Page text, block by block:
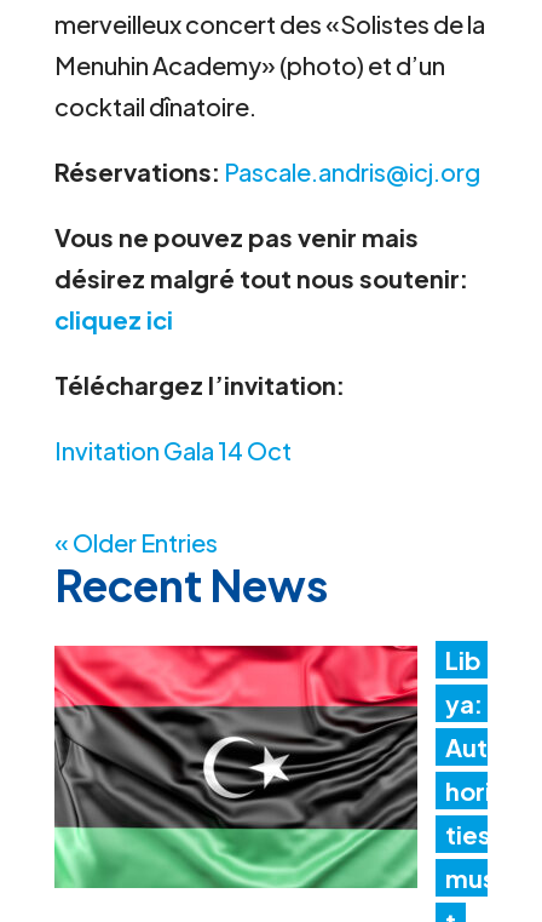
merveilleux concert des «Solistes de la
Menuhin Academy» (photo) et d’un
cocktail dînatoire.
Réservations: Pascale.andris@icj.org
Vous ne pouvez pas venir mais
désirez malgré tout nous soutenir:
cliquez ici
Téléchargez l’invitation:
Invitation Gala 14 Oct
« Older Entries
Recent News
Lib
ya:
Aut
hori
ties
mus